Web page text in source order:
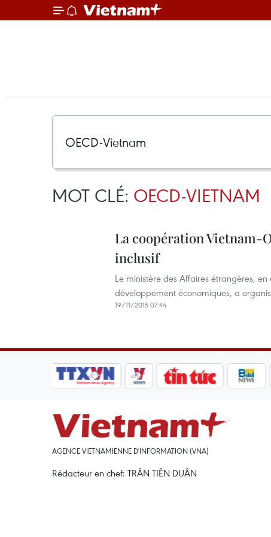
MOT CLÉ: OECD-VIETNAM
La coopération Vietnam-
inclusif
Le ministère des Affaires étrangères,
développement économiques, a
19/11/2015 07:44
AGENCE VIETNAMIENNE D'INFORMATION (VNA)
Rédacteur en chef: TRÂN TIÊN DUÂN